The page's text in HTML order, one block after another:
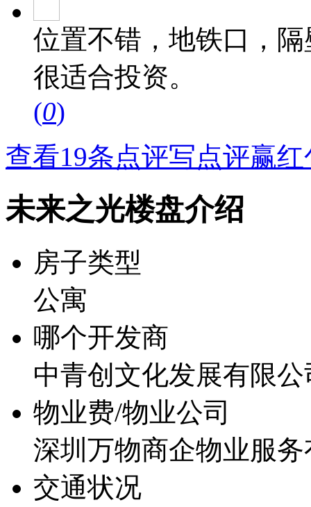
位置不错，地铁口，
很适合投资。
(0)
查看19条点评写点评赢
未来之光楼盘介绍
房子类型
公寓
哪个开发商
中青创文化发展有限公
物业费/物业公司
深圳万物商企物业服
交通状况